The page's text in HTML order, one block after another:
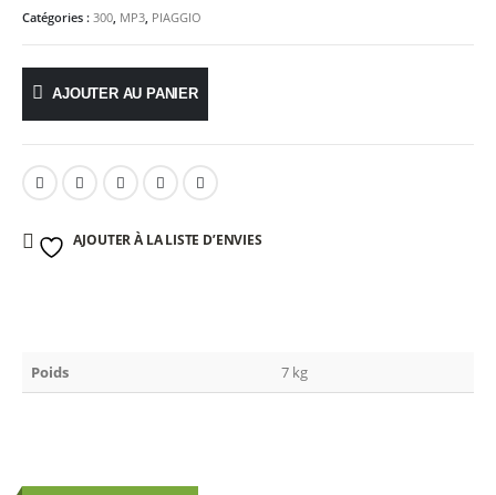
Catégories : 300, MP3, PIAGGIO
AJOUTER AU PANIER
AJOUTER À LA LISTE D’ENVIES
Poids 7 kg